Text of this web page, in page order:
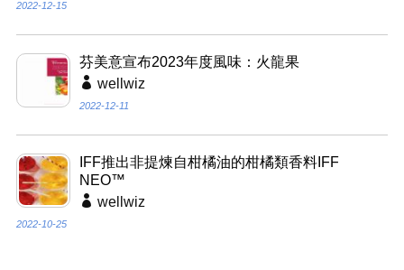
2022-12-15
芬美意宣布2023年度風味：火龍果
wellwiz
2022-12-11
IFF推出非提煉自柑橘油的柑橘類香料IFF
NEO™
wellwiz
2022-10-25